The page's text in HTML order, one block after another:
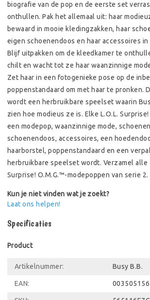
biografie van de pop en de eerste set
onthullen. Pak het allemaal uit: haar
bewaard in mooie kledingzakken, haar
eigen schoenendoos en haar accessoires in
Blijf uitpakken om de kleedkamer te
chilt en wacht tot ze haar waanzinnige
Zet haar in een fotogenieke pose op de
poppenstandaard om met haar te pronken.
wordt een herbruikbare speelset waarin
zien hoe modieus ze is. Elke L.O.L.
een modepop, waanzinnige mode,
schoenendoos, accessoires, een
haarborstel, poppenstandaard en een
herbruikbare speelset wordt. Verzamel alle
Surprise! O.M.G.™-modepoppen van serie 2.
Kun je niet vinden wat je zoekt?
Laat ons helpen!
Specificaties
Product
Artikelnummer: Busy B.B.
EAN: